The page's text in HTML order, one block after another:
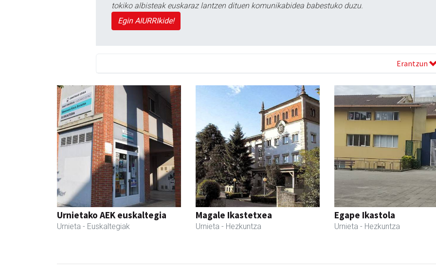
tokiko albisteak euskaraz lantzen dituen komunikabidea babestuko duzu.
Egin AIURRIkide!
Erantzun
Urnietako AEK euskaltegia
Urnieta - Euskaltegiak
Magale Ikastetxea
Urnieta - Hezkuntza
Egape Ikastola
Urnieta - Hezkuntza